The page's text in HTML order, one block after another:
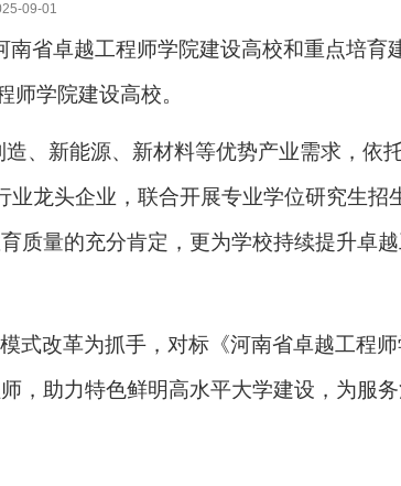
09-01
省卓越工程师学院建设高校和重点培育
学院建设高校。
、新能源、新材料等优势产业需求，依
龙头企业，联合开展专业学位研究生招
质量的充分肯定，更为学校持续提升卓
式改革为抓手，对标《河南省卓越工程
，助力特色鲜明高水平大学建设，为服